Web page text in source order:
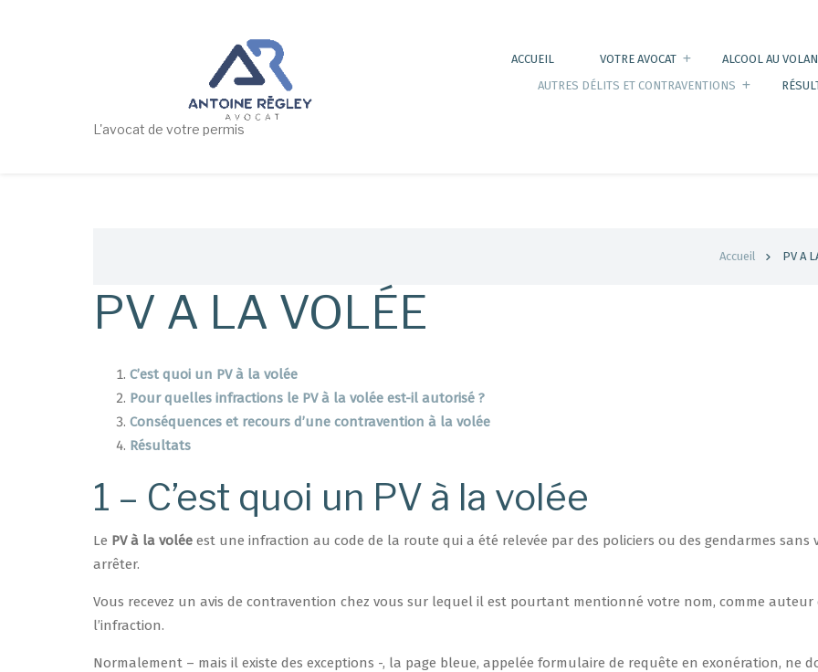
L'avocat de votre permis
ACCUEIL VOTRE AVOCAT
ALCOOL AU
AUTRES DÉLITS ET CONTRAVENTIONS
d'Ariane
Accueil PV A
PV A LA VOLÉE
C’est quoi un PV à la volée
Pour quelles infractions le PV à la volée est-il autorisé ?
Conséquences et recours d’une contravention à la volée
Résultats
1 – C’est quoi un PV à la volée
Le PV à la volée est une infraction au code de la route qui a été relevée par des policiers ou des gendarmes sans
arrêter.
Vous recevez un avis de contravention chez vous sur lequel il est pourtant mentionné votre nom, comme auteur
l’infraction.
Normalement – mais il existe des exceptions -, la page bleue, appelée formulaire de requête en exonération, ne